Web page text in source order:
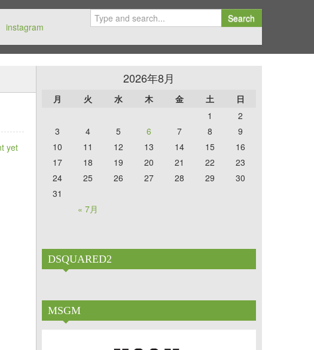
instagram
Search
yet
2026年8月
月 火 水 木 金 土 日
« 7月
1
2
3
4 5 6 7 8
9
10
11 12 13 14 15
16
17
18 19 20 21 22
23
24
25 26 27 28 29
30
31
DSQUARED2
MSGM